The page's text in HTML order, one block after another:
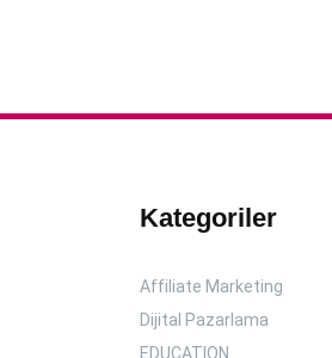
Kategoriler
Affiliate Marketing
Dijital Pazarlama
EDUCATION